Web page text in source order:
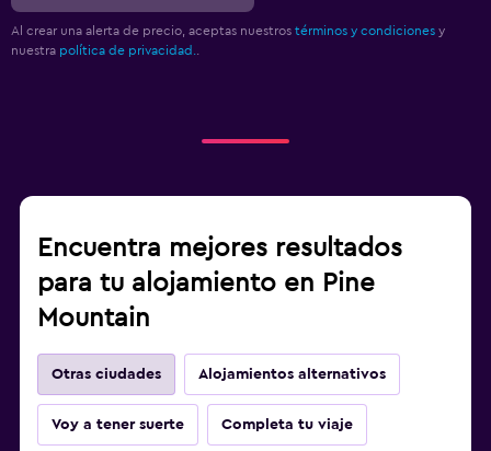
Al crear una alerta de precio, aceptas nuestros términos y condiciones y
nuestra política de privacidad.
Encuentra mejores resultados
para tu alojamiento en Pine
Mountain
Otras ciudades Alojamientos alternativos
Voy a tener suerte Completa tu viaje